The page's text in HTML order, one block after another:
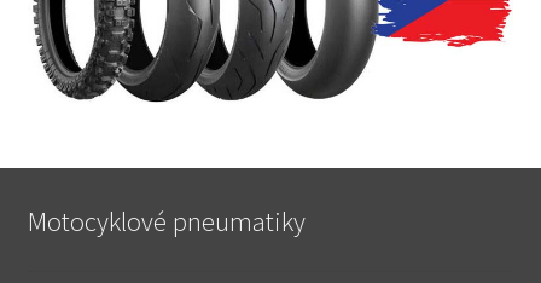
Motocyklové pneumatiky